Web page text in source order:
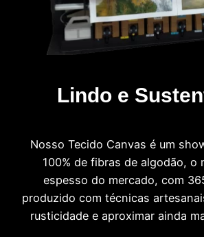
Lindo e
Nosso Tecido Canvas é um
100% de fibras de algodão, o
espesso do mercado, com
produzido com técnicas
rusticidade e aproximar ainda